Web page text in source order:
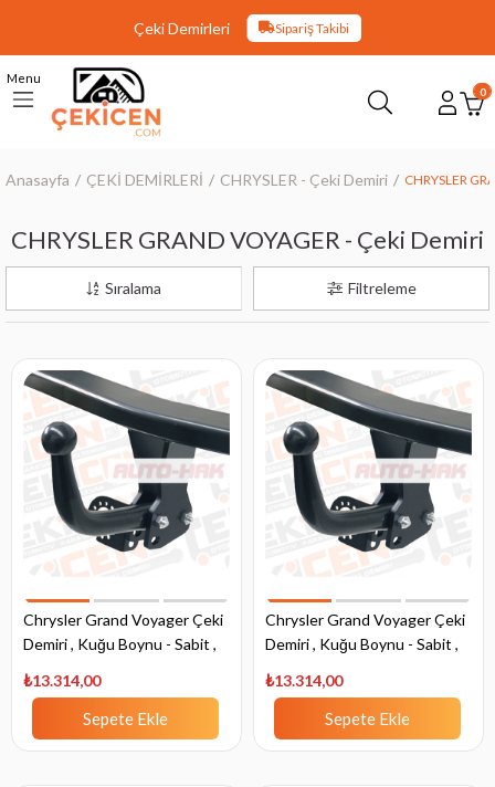
Çeki Demirleri Sipariş Takibi
Menu
0
Anasayfa ÇEKİ DEMİRLERİ CHRYSLER - Çeki Demiri CHRYSLER
CHRYSLER GRAND VOYAGER - Çeki Demiri
Filtreleme
Sıralama
Chrysler Grand Voyager Çeki
Demiri , Kuğu Boynu - Sabit ,
₺13.314,00
Sepete Ekle
Chrysler Grand Voyager Çeki
Demiri , Kuğu Boynu - Sabit ,
₺13.314,00
Sepete Ekle